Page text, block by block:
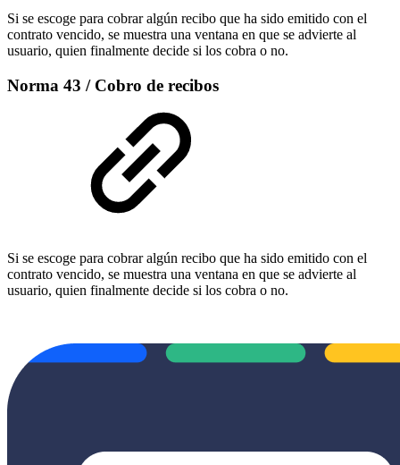
Si se escoge para cobrar algún recibo que ha sido emitido con el
contrato vencido, se muestra una ventana en que se advierte al
usuario, quien finalmente decide si los cobra o no.
Norma 43 / Cobro de recibos
Si se escoge para cobrar algún recibo que ha sido emitido con el
contrato vencido, se muestra una ventana en que se advierte al
usuario, quien finalmente decide si los cobra o no.